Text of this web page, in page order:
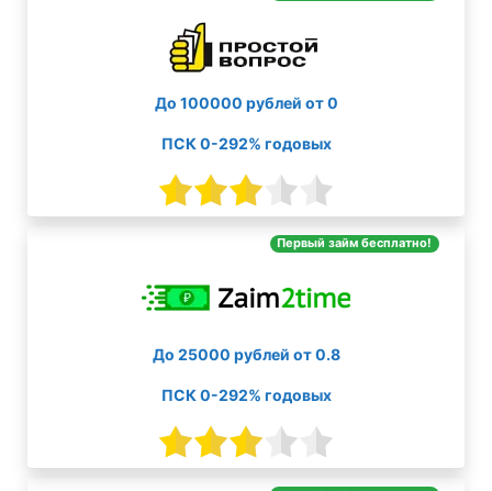
До 100000 рублей от 0
ПСК 0-292% годовых
Первый займ бесплатно!
До 25000 рублей от 0.8
ПСК 0-292% годовых